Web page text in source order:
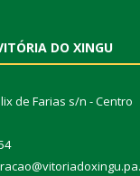
DO XINGU
de Farias s/n - Centro